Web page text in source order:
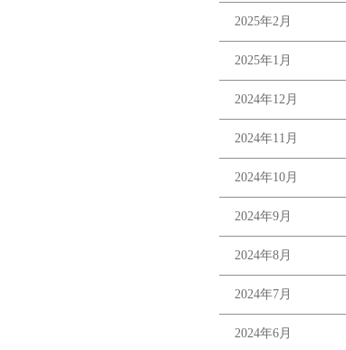
2025年2月
2025年1月
2024年12月
2024年11月
2024年10月
2024年9月
2024年8月
2024年7月
2024年6月